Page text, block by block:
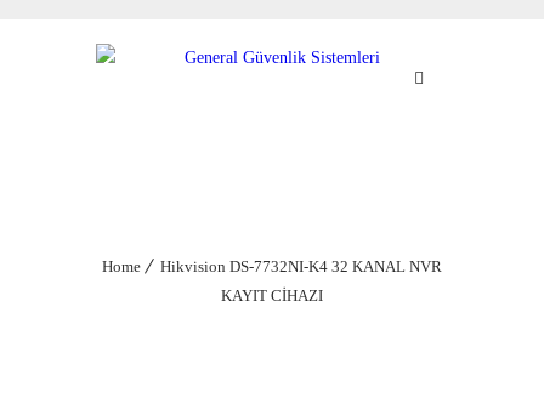
Home
Hikvision DS-7732NI-K4 32 KANAL NVR
KAYIT CİHAZI